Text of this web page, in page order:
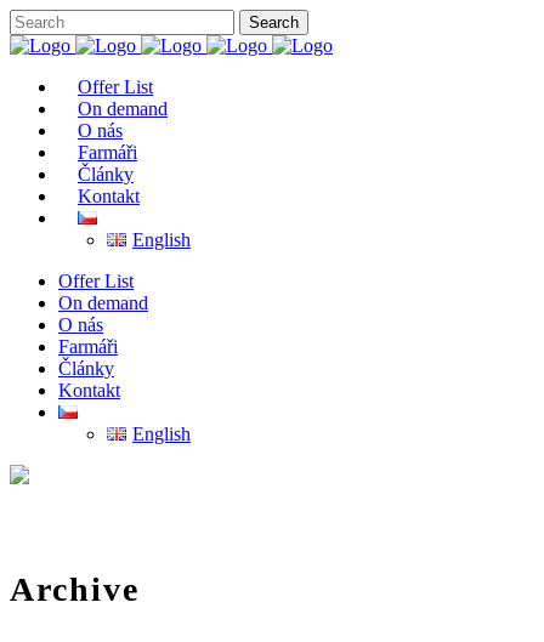
Offer List
On demand
O nás
Farmáři
Články
Kontakt
English
Offer List
On demand
O nás
Farmáři
Články
Kontakt
English
Archive